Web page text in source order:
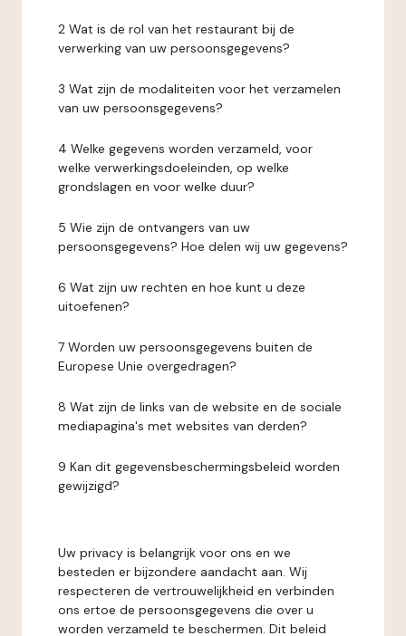
2 Wat is de rol van het restaurant bij de
verwerking van uw persoonsgegevens?
3 Wat zijn de modaliteiten voor het verzamelen
van uw persoonsgegevens?
4 Welke gegevens worden verzameld, voor
welke verwerkingsdoeleinden, op welke
grondslagen en voor welke duur?
5 Wie zijn de ontvangers van uw
persoonsgegevens? Hoe delen wij uw gegevens?
6 Wat zijn uw rechten en hoe kunt u deze
uitoefenen?
7 Worden uw persoonsgegevens buiten de
Europese Unie overgedragen?
8 Wat zijn de links van de website en de sociale
mediapagina's met websites van derden?
9 Kan dit gegevensbeschermingsbeleid worden
gewijzigd?
Uw privacy is belangrijk voor ons en we
besteden er bijzondere aandacht aan. Wij
respecteren de vertrouwelijkheid en verbinden
ons ertoe de persoonsgegevens die over u
worden verzameld te beschermen. Dit beleid